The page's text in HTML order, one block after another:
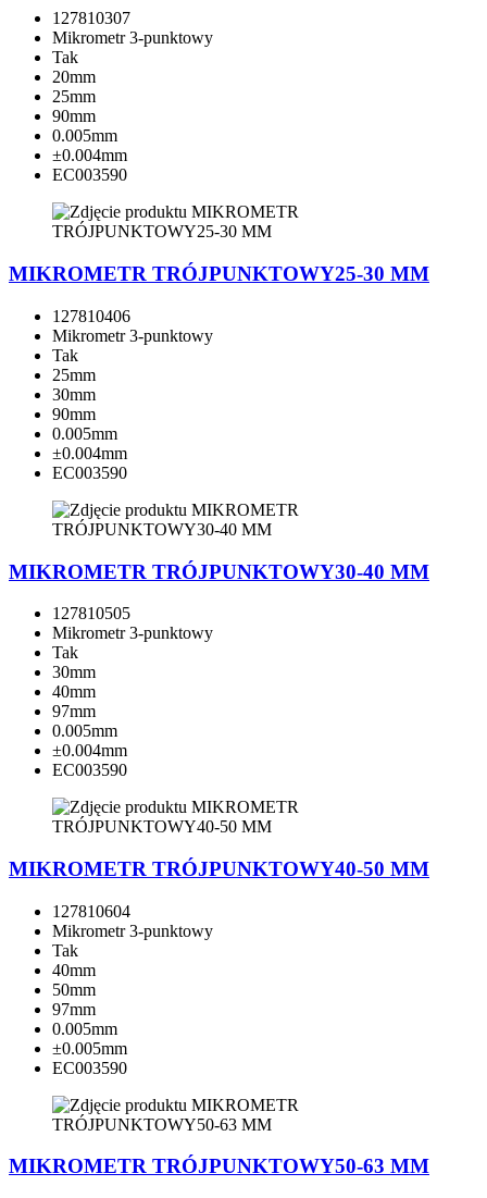
127810307
Mikrometr 3-punktowy
Tak
20mm
25mm
90mm
0.005mm
±0.004mm
EC003590
MIKROMETR TRÓJPUNKTOWY25-30 MM
127810406
Mikrometr 3-punktowy
Tak
25mm
30mm
90mm
0.005mm
±0.004mm
EC003590
MIKROMETR TRÓJPUNKTOWY30-40 MM
127810505
Mikrometr 3-punktowy
Tak
30mm
40mm
97mm
0.005mm
±0.004mm
EC003590
MIKROMETR TRÓJPUNKTOWY40-50 MM
127810604
Mikrometr 3-punktowy
Tak
40mm
50mm
97mm
0.005mm
±0.005mm
EC003590
MIKROMETR TRÓJPUNKTOWY50-63 MM